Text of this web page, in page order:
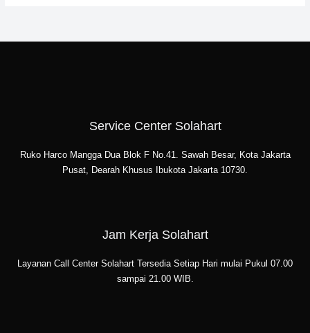
Service Center Solahart
Ruko Harco Mangga Dua Blok F No.41. Sawah Besar, Kota Jakarta
Pusat, Dearah Khusus Ibukota Jakarta 10730.
Jam Kerja Solahart
Layanan Call Center Solahart Tersedia Setiap Hari mulai Pukul 07.00
sampai 21.00 WIB.